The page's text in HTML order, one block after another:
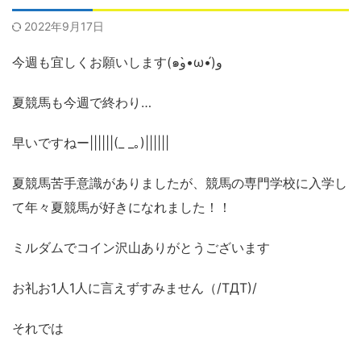
2022年9月17日
今週も宜しくお願いします(๑و•̀ω•́)و
夏競馬も今週で終わり…
早いですねー||||||(_ _｡)||||||
夏競馬苦手意識がありましたが、競馬の専門学校に入学し
て年々夏競馬が好きになれました！！
ミルダムでコイン沢山ありがとうございます
お礼お1人1人に言えずすみません（/TДT)/
それでは